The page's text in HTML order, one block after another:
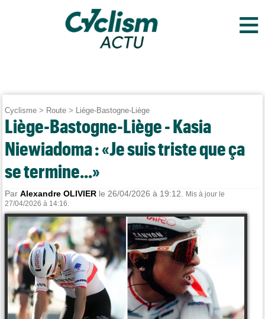
≡
Cyclisme > Route > Liège-Bastogne-Liège
Liège-Bastogne-Liège - Kasia
Niewiadoma : «Je suis triste que ça
se termine...»
ParAlexandre OLIVIER le 26/04/2026 à 19:12.
Mis à jour le
27/04/2026 à 14:16.